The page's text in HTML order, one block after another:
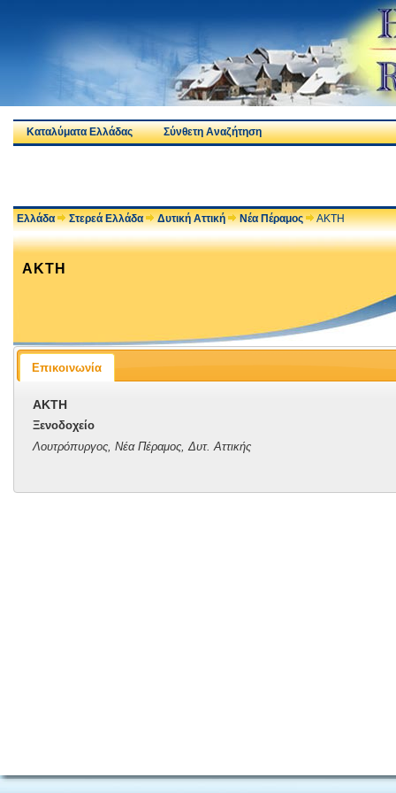
Καταλύματα Ελλάδας Σύνθετη Αναζήτηση
Ελλάδα Στερεά Ελλάδα Δυτική Αττική Νέα Πέραμος ΑΚΤΗ
ΑΚΤΗ
Επικοινωνία
ΑΚΤΗ
Ξενοδοχείο
Λουτρόπυργος, Νέα Πέραμος, Δυτ. Αττικής